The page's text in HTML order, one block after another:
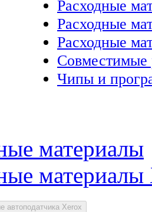
Расходные
Расходные
Расходные
Совместимые
Чипы и
материалы
автоподатчика Xerox